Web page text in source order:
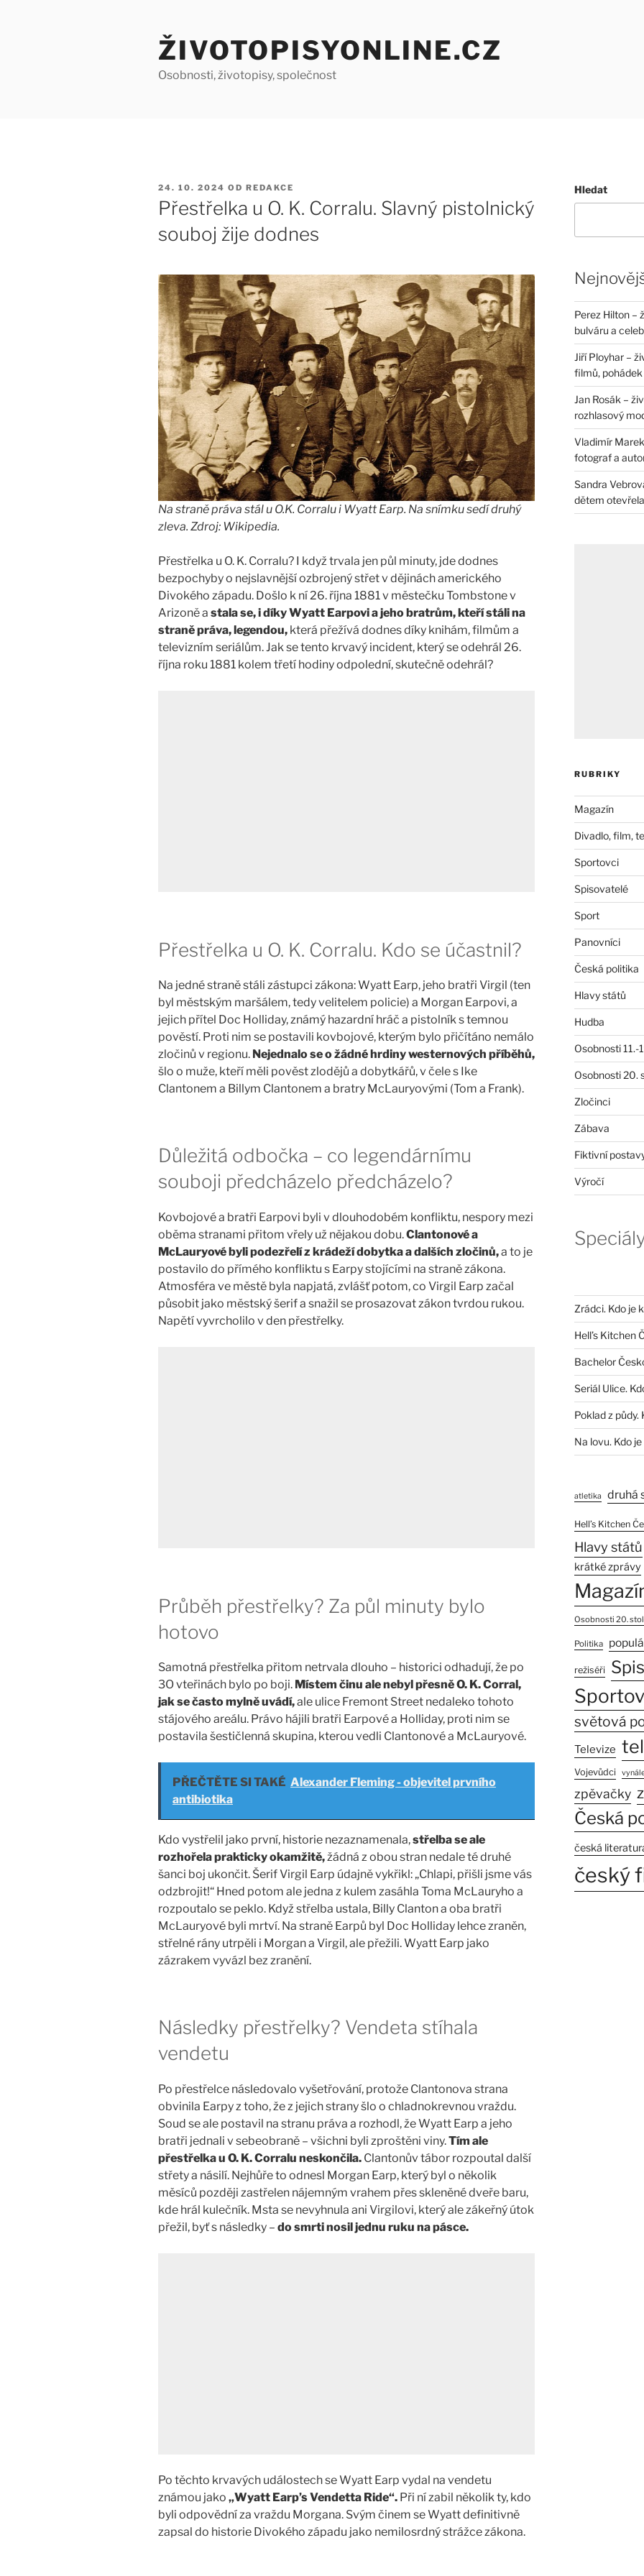
ŽIVOTOPISYONLINE.CZ
Osobnosti, životopisy, společnost
PUBLIKOVÁNO
24. 10. 2024 OD REDAKCE
Přestřelka u O. K. Corralu. Slavný pistolnický
souboj žije dodnes
Na straně práva stál u O.K. Corralu i Wyatt Earp. Na snímku sedí druhý
zleva. Zdroj: Wikipedia.
Přestřelka u O. K. Corralu? I když trvala jen půl minuty, jde dodnes
bezpochyby o nejslavnější ozbrojený střet v dějinách amerického
Divokého západu. Došlo k ní 26. října 1881 v městečku Tombstone v
Arizoně a stala se, i díky Wyatt Earpovi a jeho bratrům, kteří stáli na
straně práva, legendou, která přežívá dodnes díky knihám, filmům a
televizním seriálům. Jak se tento krvavý incident, který se odehrál 26.
října roku 1881 kolem třetí hodiny odpolední, skutečně odehrál?
Přestřelka u O. K. Corralu. Kdo se účastnil?
Na jedné straně stáli zástupci zákona: Wyatt Earp, jeho bratři Virgil (ten
byl městským maršálem, tedy velitelem policie) a Morgan Earpovi, a
jejich přítel Doc Holliday, známý hazardní hráč a pistolník s temnou
pověstí. Proti nim se postavili kovbojové, kterým bylo přičítáno nemálo
zločinů v regionu. Nejednalo se o žádné hrdiny westernových příběhů,
šlo o muže, kteří měli pověst zlodějů a dobytkářů, v čele s Ike
Clantonem a Billym Clantonem a bratry McLauryovými (Tom a Frank).
Důležitá odbočka – co legendárnímu
souboji předcházelo předcházelo?
Kovbojové a bratři Earpovi byli v dlouhodobém konfliktu, nespory mezi
oběma stranami přitom vřely už nějakou dobu.Clantonové a
McLauryové byli podezřelí z krádeží dobytka a dalších zločinů,a to je
postavilo do přímého konfliktu s Earpy stojícími na straně zákona.
Atmosféra ve městě byla napjatá, zvlášť potom, co Virgil Earp začal
působit jako městský šerif a snažil se prosazovat zákon tvrdou rukou.
Napětí vyvrcholilo v den přestřelky.
Průběh přestřelky? Za půl minuty bylo
hotovo
Samotná přestřelka přitom netrvala dlouho – historici odhadují, že po
3O vteřinách bylo po boji. Místem činu ale nebyl přesně O. K. Corral,
jak se často mylně uvádí,ale ulice Fremont Street nedaleko tohoto
stájového areálu. Právo hájili bratři Earpové a Holliday, proti nim se
postavila šestičlenná skupina, kterou vedli Clantonové a McLauryové.
PŘEČTĚTE SI TAKÉ Alexander Fleming - objevitel prvního
antibiotika
Kdo vystřelil jako první, historie nezaznamenala,střelba se ale
rozhořela prakticky okamžitě,žádná z obou stran nedale té druhé
šanci boj ukončit. Šerif Virgil Earp údajně vykřikl: „Chlapi, přišli jsme vás
odzbrojit!“ Hned potom ale jedna z kulem zasáhla Toma McLauryho a
rozpoutalo se peklo. Když střelba ustala, Billy Clanton a oba bratři
McLauryové byli mrtví. Na straně Earpů byl Doc Holliday lehce zraněn,
střelné rány utrpěli i Morgan a Virgil, ale přežili. Wyatt Earp jako
zázrakem vyvázl bez zranění.
Následky přestřelky? Vendeta stíhala
vendetu
Po přestřelce následovalo vyšetřování, protože Clantonova strana
obvinila Earpy z toho, že z jejich strany šlo o chladnokrevnou vraždu.
Soud se ale postavil na stranu práva a rozhodl, že Wyatt Earp a jeho
bratři jednali v sebeobraně – všichni byli zproštěni viny.Tím ale
přestřelka u O. K. Corralu neskončila. Clantonův tábor rozpoutal další
střety a násilí. Nejhůře to odnesl Morgan Earp, který byl o několik
měsíců později zastřelen nájemným vrahem přes skleněné dveře baru,
kde hrál kulečník. Msta se nevyhnula ani Virgilovi, který ale zákeřný útok
přežil, byť s následky – do smrti nosil jednu ruku na pásce.
Po těchto krvavých událostech se Wyatt Earp vydal na vendetu
známou jako „Wyatt Earp’s Vendetta Ride“. Při ní zabil několik ty, kdo
byli odpovědní za vraždu Morgana. Svým činem se Wyatt definitivně
zapsal do historie Divokého západu jako nemilosrdný strážce zákona.
Hledat
Perez Hilton –
bulváru a
Jiří Ployhar –
filmů, pohádek
Jan Rosák –
rozhlasový
Vladimír
fotograf a
Sandra
dětem
RUBRIKY
Magazín
Divadlo, film,
Sportovci
Spisovatelé
Sport
Panovníci
Česká politika
Hlavy států
Hudba
Osobnosti 11.-
Osobnosti 20.
Zločinci
Zábava
Fiktivní
Výročí
Zrádci. Kdo je
Hell’s Kitchen
Bachelor
Seriál Ulice.
Poklad z půdy.
Na lovu. Kdo
atletika druhá
Hell’s Kitchen
Hlavy států
krátké zprávy
Osobnosti 20.
Politika
režiséři
světová
Televize
Vojevůdci
zpěvačky
Česká
česká
český